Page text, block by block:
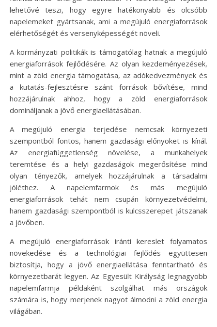
lehetővé teszi, hogy egyre hatékonyabb és olcsóbb
napelemeket gyártsanak, ami a megújuló energiaforrások
elérhetőségét és versenyképességét növeli.
A kormányzati politikák is támogatólag hatnak a megújuló
energiaforrások fejlődésére. Az olyan kezdeményezések,
mint a zöld energia támogatása, az adókedvezmények és
a kutatás-fejlesztésre szánt források bővítése, mind
hozzájárulnak ahhoz, hogy a zöld energiaforrások
domináljanak a jövő energiaellátásában.
A megújuló energia terjedése nemcsak környezeti
szempontból fontos, hanem gazdasági előnyöket is kínál.
Az energiafüggetlenség növelése, a munkahelyek
teremtése és a helyi gazdaságok megerősítése mind
olyan tényezők, amelyek hozzájárulnak a társadalmi
jóléthez. A napelemfarmok és más megújuló
energiaforrások tehát nem csupán környezetvédelmi,
hanem gazdasági szempontból is kulcsszerepet játszanak
a jövőben.
A megújuló energiaforrások iránti kereslet folyamatos
növekedése és a technológiai fejlődés együttesen
biztosítja, hogy a jövő energiaellátása fenntartható és
környezetbarát legyen. Az Egyesült Királyság legnagyobb
napelemfarmja példaként szolgálhat más országok
számára is, hogy merjenek nagyot álmodni a zöld energia
világában.